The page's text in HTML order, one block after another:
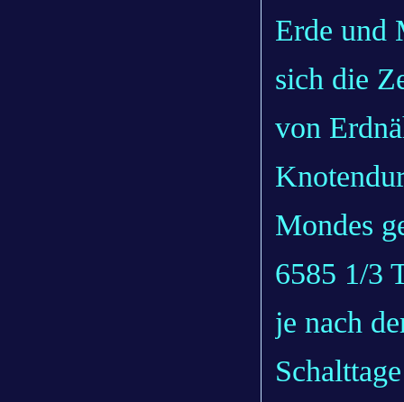
Erde und
sich die
von
Mondes
6585 1/3
je nach